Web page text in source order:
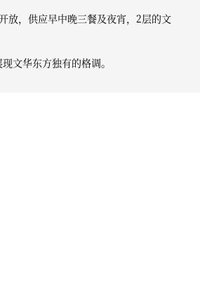
，供应早中晚三餐及夜宵，2层的文
文华东方独有的格调。